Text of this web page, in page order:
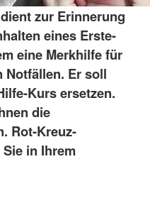
zur Erinnerung
eines Erste-
eine Merkhilfe für
Notfällen. Er soll
Kurs ersetzen.
die
Rot-Kreuz-
in Ihrem